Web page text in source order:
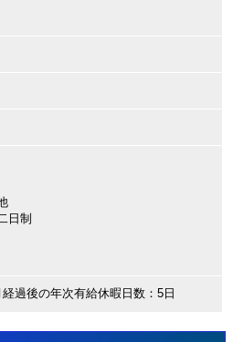
日制
経過後の年次有給休暇日数：5日